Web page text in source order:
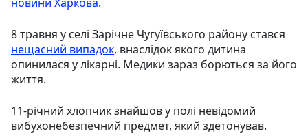
8 травня у селі Зарічне Чугуївського району стався
нещасний випадок, внаслідок якого дитина
опинилася у лікарні. Медики зараз борються за його
життя.
11-річний хлопчик знайшов у полі невідомий
вибухонебезпечний предмет, який здетонував.